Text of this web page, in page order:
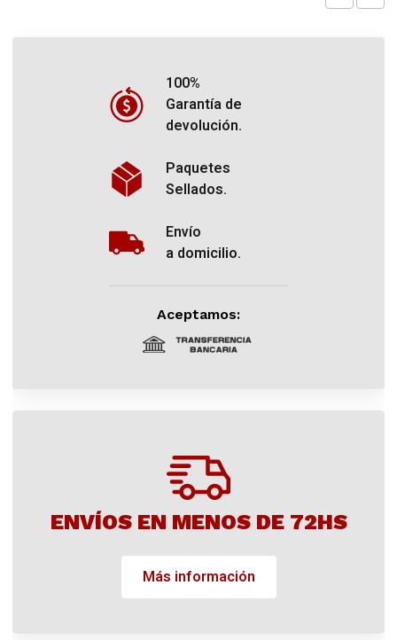
100%
Garantía de
devolución.
Paquetes
Sellados.
Envío
a domicilio.
Aceptamos:
ENVÍOS EN MENOS DE 72HS
Más información